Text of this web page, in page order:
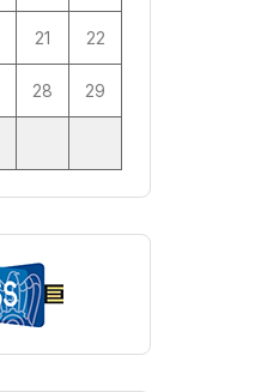
21 22
28 29